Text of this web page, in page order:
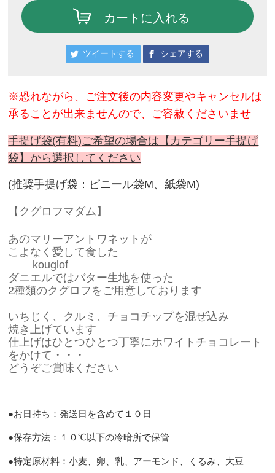
カートに入れる
ツイートする シェアする
※恐れながら、ご注文後の内容変更やキャンセルは
承ることが出来ませんので、ご容赦くださいませ
手提げ袋(有料)ご希望の場合は【カテゴリー手提げ
袋】から選択してください
(推奨手提げ袋：ビニール袋M、紙袋M)
【クグロフマダム 】
あのマリーアントワネットが
こよなく愛して食した
kouglof
ダニエルではバター生地を使った
2種類のクグロフをご用意しております
いちじく、クルミ、チョコチップを混ぜ込み
焼き上げています
仕上げはひとつひとつ丁寧にホワイトチョコレート
をかけて・・・
どうぞご賞味ください
●お日持ち ：発送日を含めて１０日
●保存方法 ：１０℃以下の冷暗所で保管
●特定原材料：小麦、卵、乳、 アーモンド、くるみ、大豆